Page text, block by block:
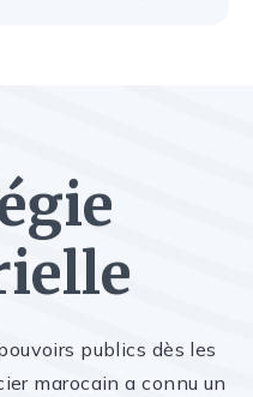
publics dès les
marocain a connu un